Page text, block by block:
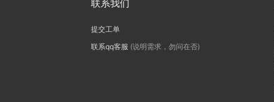
联系我们
提交工单
联系qq客服 (说明需求，勿问在否)